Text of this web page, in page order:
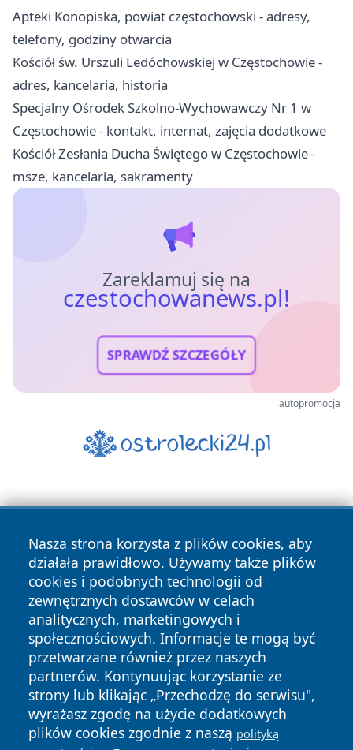
Apteki Konopiska, powiat częstochowski - adresy,
telefony, godziny otwarcia
Kościół św. Urszuli Ledóchowskiej w Częstochowie -
adres, kancelaria, historia
Specjalny Ośrodek Szkolno-Wychowawczy Nr 1 w
Częstochowie - kontakt, internat, zajęcia dodatkowe
Kościół Zesłania Ducha Świętego w Częstochowie -
msze, kancelaria, sakramenty
Zareklamuj się na
czestochowanews.pl!
SPRAWDŹ SZCZEGÓŁY
autopromocja
Nasza strona korzysta z plików cookies, aby
działała prawidłowo. Używamy także plików
cookies i podobnych technologii od
zewnętrznych dostawców w celach
analitycznych, marketingowych i
społecznościowych. Informacje te mogą być
przetwarzane również przez naszych
partnerów. Kontynuując korzystanie ze
strony lub klikając „Przechodzę do serwisu",
wyrażasz zgodę na użycie dodatkowych
plików cookies zgodnie z naszą polityką
Copyright © 2026 czestochowanews.pl Wszystkie prawa
zastrzeżone.
News Autorzy
Polityka
Prywatności
Polityka
Cookies
cześć